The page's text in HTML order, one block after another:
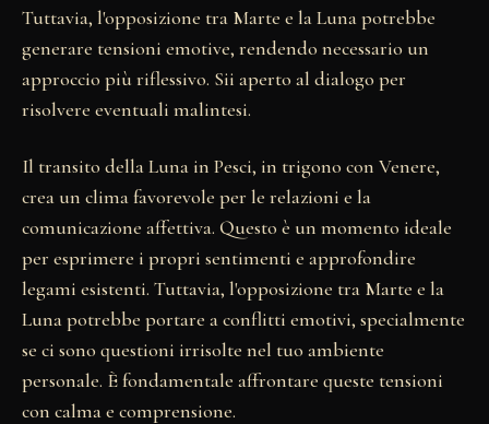
Tuttavia, l'opposizione tra Marte e la Luna potrebbe
generare tensioni emotive, rendendo necessario un
approccio più riflessivo. Sii aperto al dialogo per
risolvere eventuali malintesi.
Il transito della Luna in Pesci, in trigono con Venere,
crea un clima favorevole per le relazioni e la
comunicazione affettiva. Questo è un momento ideale
per esprimere i propri sentimenti e approfondire
legami esistenti. Tuttavia, l'opposizione tra Marte e la
Luna potrebbe portare a conflitti emotivi, specialmente
se ci sono questioni irrisolte nel tuo ambiente
personale. È fondamentale affrontare queste tensioni
con calma e comprensione.